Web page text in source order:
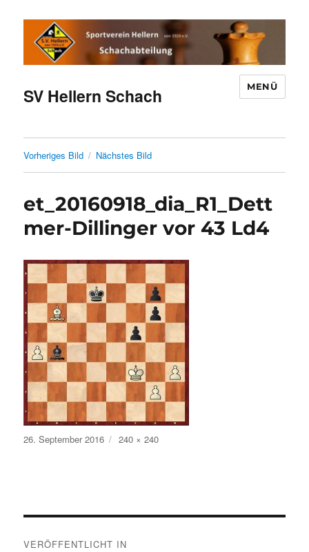
SV Hellern Schach MENÜ
Vorheriges Bild Nächstes Bild
et_20160918_dia_R1_Dett
mer-Dillinger vor 43 Ld4
Veröffentlicht
am
26. September 2016 Volle
Größe
240 × 240
VERÖFFENTLICHT IN